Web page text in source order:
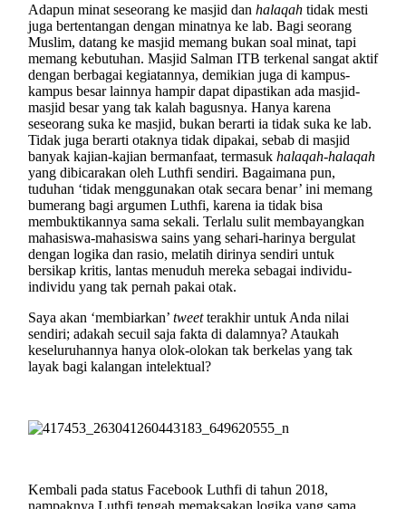
Adapun minat seseorang ke masjid dan halaqah tidak mesti
juga bertentangan dengan minatnya ke lab. Bagi seorang
Muslim, datang ke masjid memang bukan soal minat, tapi
memang kebutuhan. Masjid Salman ITB terkenal sangat aktif
dengan berbagai kegiatannya, demikian juga di kampus-
kampus besar lainnya hampir dapat dipastikan ada masjid-
masjid besar yang tak kalah bagusnya. Hanya karena
seseorang suka ke masjid, bukan berarti ia tidak suka ke lab.
Tidak juga berarti otaknya tidak dipakai, sebab di masjid
banyak kajian-kajian bermanfaat, termasuk halaqah-halaqah
yang dibicarakan oleh Luthfi sendiri. Bagaimana pun,
tuduhan ‘tidak menggunakan otak secara benar’ ini memang
bumerang bagi argumen Luthfi, karena ia tidak bisa
membuktikannya sama sekali. Terlalu sulit membayangkan
mahasiswa-mahasiswa sains yang sehari-harinya bergulat
dengan logika dan rasio, melatih dirinya sendiri untuk
bersikap kritis, lantas menuduh mereka sebagai individu-
individu yang tak pernah pakai otak.
Saya akan ‘membiarkan’ tweetterakhir untuk Anda nilai
sendiri; adakah secuil saja fakta di dalamnya? Ataukah
keseluruhannya hanya olok-olokan tak berkelas yang tak
layak bagi kalangan intelektual?
Kembali pada status Facebook Luthfi di tahun 2018,
nampaknya Luthfi tengah memaksakan logika yang sama.